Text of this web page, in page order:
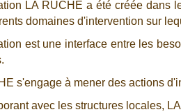
LA RUCHE a été créée dans
domaines d'intervention sur
est une interface entre les
s'engage à mener des actions
avec les structures locales,